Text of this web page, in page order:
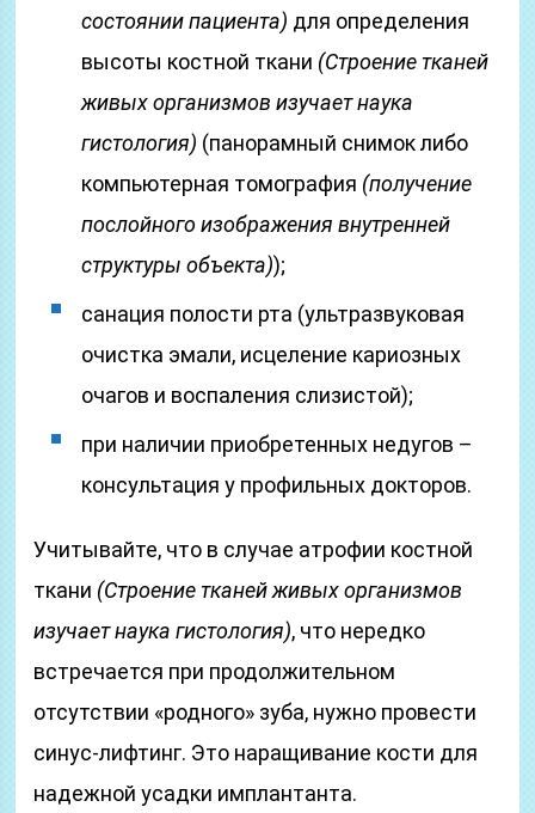
состоянии пациента) для определения
высоты костной ткани (Строение тканей
живых организмов изучает наука
гистология) (панорамный снимок либо
компьютерная томография (получение
послойного изображения внутренней
структуры объекта));
санация полости рта (ультразвуковая
очистка эмали, исцеление кариозных
очагов и воспаления слизистой);
при наличии приобретенных недугов –
консультация у профильных докторов.
Учитывайте, что в случае атрофии костной
ткани (Строение тканей живых организмов
изучает наука гистология), что нередко
встречается при продолжительном
отсутствии «родного» зуба, нужно провести
синус-лифтинг. Это наращивание кости для
надежной усадки имплантанта.